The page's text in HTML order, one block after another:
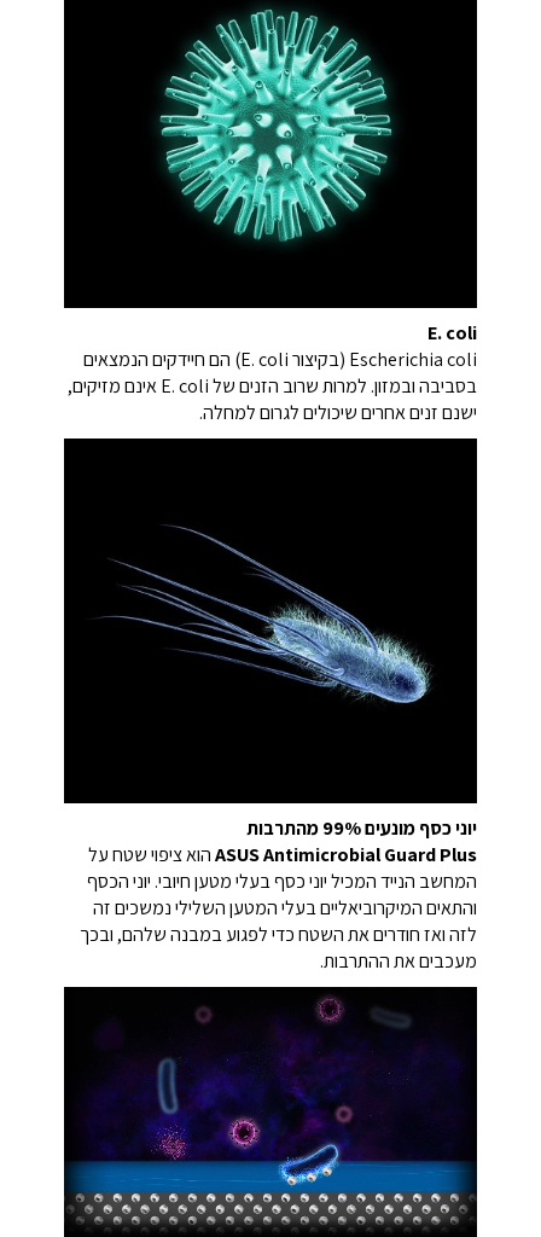
E. coli
Escherichia coli (בקיצור E. coli) הם חיידקים הנמצאים
בסביבה ובמזון. למרות שרוב הזנים של E. coli אינם מזיקים,
ישנם זנים אחרים שיכולים לגרום למחלה.
יוני כסף מונעים 99% מהתרבות
ASUS Antimicrobial Guard Plusהוא ציפוי שטח על
המחשב הנייד המכיל יוני כסף בעלי מטען חיובי. יוני הכסף
והתאים המיקרוביאליים בעלי המטען השלילי נמשכים זה
לזה ואז חודרים את השטח כדי לפגוע במבנה שלהם, ובכך
מעכבים את ההתרבות.